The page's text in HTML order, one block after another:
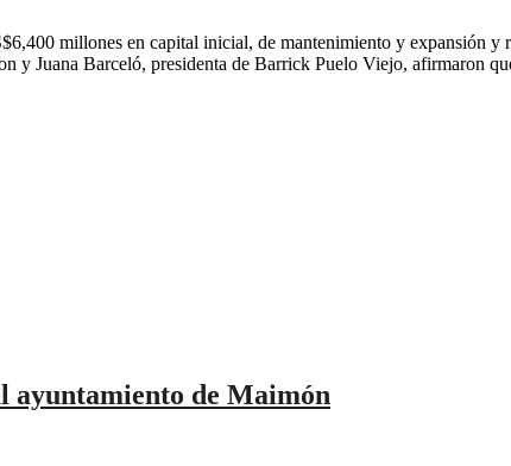
millones en capital inicial, de mantenimiento y expansión y
Juana Barceló, presidenta de Barrick Puelo Viejo, afirmaron
ayuntamiento de Maimón